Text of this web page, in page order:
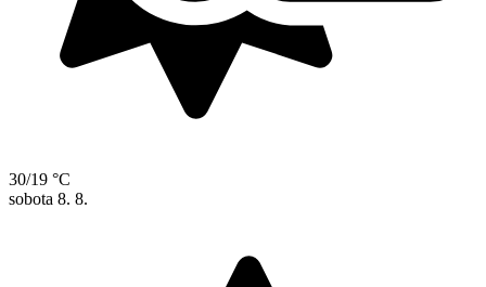
30/19 °C
sobota 8. 8.